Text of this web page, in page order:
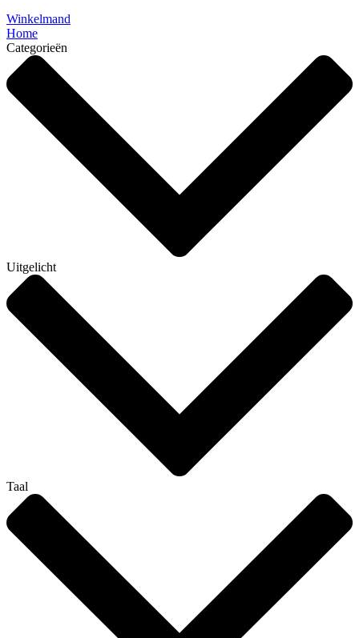
Winkelmand
Home
Categorieën
Uitgelicht
Taal